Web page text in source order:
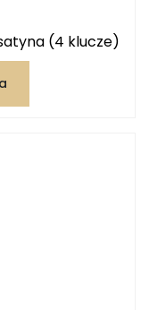
(4 klucze)